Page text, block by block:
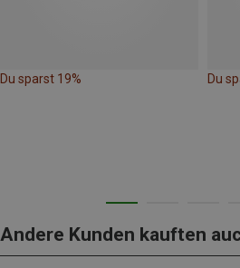
Du sparst 19% Du
Andere Kunden kauften